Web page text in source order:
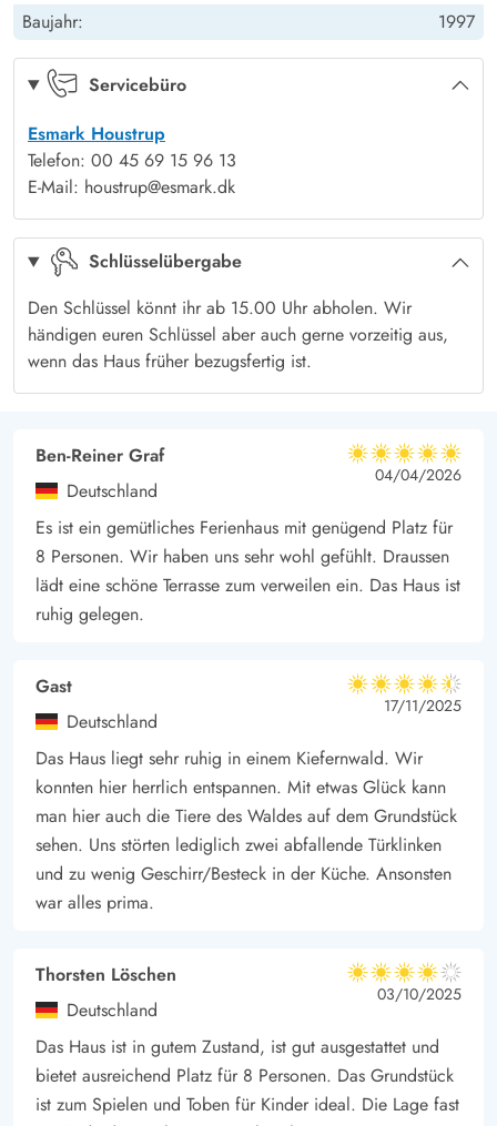
im Whirlpool und der Sauna besonders gut entspannen. Mit
der energiesparenden Wärmepumpe habt ihr es drinnen auch
an kälteren Tage wohlig warm.
Dieses blaue Reetdachhaus steht inmitten eines
Naturgrudstücks in Houstrup, ist nur wenige Meter vom
Naturschutzgebiet entfernt und von Kiefernwäldern umgeben.
Rund um das Haus findet ihr 2 möbelierte Terassen auf denen
ihr euch nach Herzenslust sonnen und mit der ganzen Familie
essen und grillen könnt. Für die Kinder gibt es im Garten viel
Fläche zum Toben, eine Schaukel und auch einen Sandkasten.
In der Umgebung gibt es viele Spazierwege durch Wälder und
weitläufige Dünenlandschaften. Nach einer kurzen Autofahrt
und breiten Sandstränden.
In der Umgebung gibt es tolle Möglichkeiten für Ausflüge,
Dieses Haus wird nicht an Jugendgruppen vermietet
Baujahr:
1997
Servicebüro
Esmark Houstrup
Telefon: 00 45 69 15 96 13
E-Mail: houstrup@esmark.dk
Schlüsselübergabe
Den Schlüssel könnt ihr ab 15.00 Uhr abholen. Wir
händigen euren Schlüssel aber auch gerne vorzeitig aus,
wenn das Haus früher bezugsfertig ist.
Ben-Reiner Graf
Deutschland
5 von 5
5 von 5
5 out of 5
04/04/2026
Es ist ein gemütliches Ferienhaus mit genügend Platz für
8 Personen. Wir haben uns sehr wohl gefühlt. Draussen
lädt eine schöne Terrasse zum verweilen ein. Das Haus ist
ruhig gelegen.
Gast
Deutschland
4.5 von 5
4.5 von 5
4.5 out of 5
17/11/2025
Das Haus liegt sehr ruhig in einem Kiefernwald. Wir
konnten hier herrlich entspannen. Mit etwas Glück kann
man hier auch die Tiere des Waldes auf dem Grundstück
sehen. Uns störten lediglich zwei abfallende Türklinken
und zu wenig Geschirr/Besteck in der Küche. Ansonsten
war alles prima.
Thorsten Löschen
Deutschland
4 von 5
4 von 5
4 out of 5
03/10/2025
Das Haus ist in gutem Zustand, ist gut ausgestattet und
bietet ausreichend Platz für 8 Personen. Das Grundstück
ist zum Spielen und Toben für Kinder ideal. Die Lage fast